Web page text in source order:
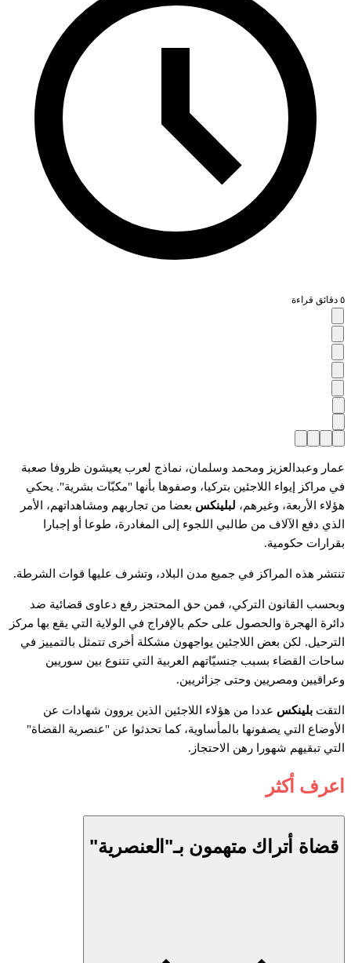
٥ دقائق قراءة
عمار وعبدالعزيز ومحمد وسلمان، نماذج لعرب يعيشون ظروفا صعبة
في مراكز إيواء اللاجئين بتركيا، وصفوها بأنها "مكبّات بشرية". يحكي
هؤلاء الأربعة، وغيرهم، لبلينكس بعضا من تجاربهم ومشاهداتهم، الأمر
الذي دفع الآلاف من طالبي اللجوء إلى المغادرة، طوعا أو إجبارا
بقرارات حكومية.
تنتشر هذه المراكز في جميع مدن البلاد، وتشرف عليها قوات الشرطة.
وبحسب القانون التركي، فمن حق المحتجز رفع دعاوى قضائية ضد
دائرة الهجرة والحصول على حكم بالإفراج في الولاية التي يقع بها مركز
الترحيل. لكن بعض اللاجئين يواجهون مشكلة أخرى تتمثل بالتمييز في
ساحات القضاء بسبب جنسيّاتهم العربية التي تتنوع بين سوريين
وعراقيين ومصريين وحتى جزائريين.
التقت بلينكس عددا من هؤلاء اللاجئين الذين يروون شهادات عن
الأوضاع التي يصفونها بالمأساوية، كما تحدثوا عن "عنصرية القضاة"
التي تبقيهم شهورا رهن الاحتجاز.
اعرف أكثر
قضاة أتراك متهمون بـ"العنصرية"